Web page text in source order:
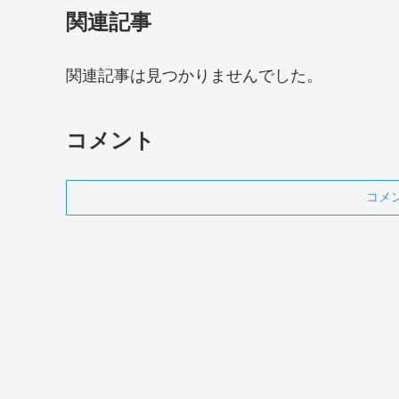
関連記事
関連記事は見つかりませんでした。
コメント
コメ